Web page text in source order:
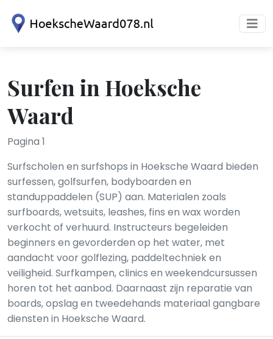
Surfen in Hoeksche
Waard
Pagina 1
Surfscholen en surfshops in Hoeksche Waard bieden
surfessen, golfsurfen, bodyboarden en
standuppaddelen (SUP) aan. Materialen zoals
surfboards, wetsuits, leashes, fins en wax worden
verkocht of verhuurd. Instructeurs begeleiden
beginners en gevorderden op het water, met
aandacht voor golflezing, paddeltechniek en
veiligheid. Surfkampen, clinics en weekendcursussen
horen tot het aanbod. Daarnaast zijn reparatie van
boards, opslag en tweedehands materiaal gangbare
diensten in Hoeksche Waard.